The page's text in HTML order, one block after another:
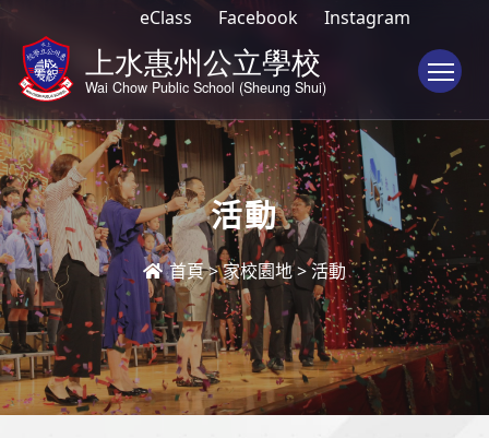
eClass Facebook Instagram
活動
首頁>家校園地>活動